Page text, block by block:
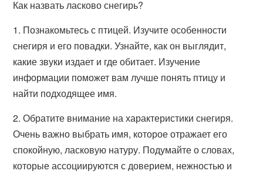
Как назвать ласково снегирь?
1. Познакомьтесь с птицей. Изучите особенности
снегиря и его повадки. Узнайте, как он выглядит,
какие звуки издает и где обитает. Изучение
информации поможет вам лучше понять птицу и
найти подходящее имя.
2. Обратите внимание на характеристики снегиря.
Очень важно выбрать имя, которое отражает его
спокойную, ласковую натуру. Подумайте о словах,
которые ассоциируются с доверием, нежностью и